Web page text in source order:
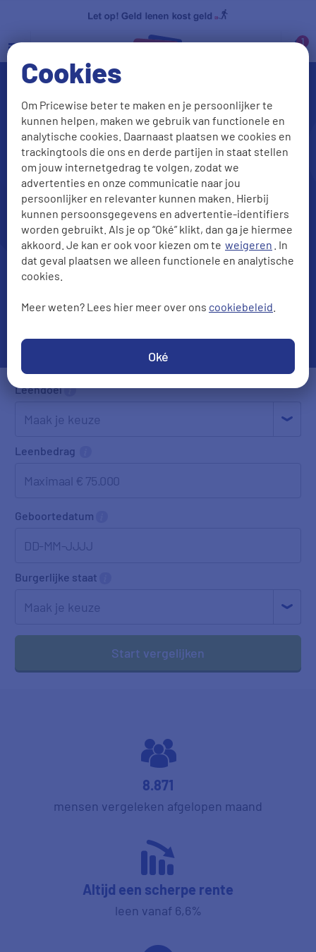
Cookies
Om Pricewise beter te maken en je persoonlijker te
kunnen helpen, maken we gebruik van functionele en
analytische cookies. Daarnaast plaatsen we cookies en
trackingtools die ons en derde partijen in staat stellen
om jouw internetgedrag te volgen, zodat we
advertenties en onze communicatie naar jou
persoonlijker en relevanter kunnen maken. Hierbij
kunnen persoonsgegevens en advertentie-identifiers
worden gebruikt. Als je op “Oké” klikt, dan ga je hiermee
akkoord. Je kan er ook voor kiezen om te weigeren . In
dat geval plaatsen we alleen functionele en analytische
cookies.
Meer weten? Lees hier meer over ons cookiebeleid
Oké
a
Lening voor senioren afsluiten?
Vergelijk de beste leningen
Leendoel
Leenbedrag
Geboortedatum
DD-MM-JJJJ
Burgerlijke staat
Start vergelijken
8.871
mensen vergeleken afgelopen maand
Altijd een scherpe rente
leen vanaf 6,6%